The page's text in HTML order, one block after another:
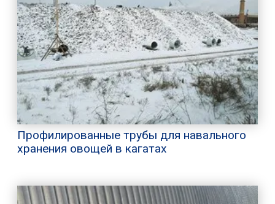
Профилированные трубы для навального
хранения овощей в кагатах